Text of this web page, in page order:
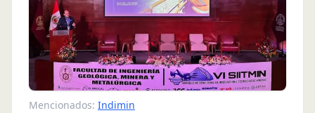
Mencionados: Indimin